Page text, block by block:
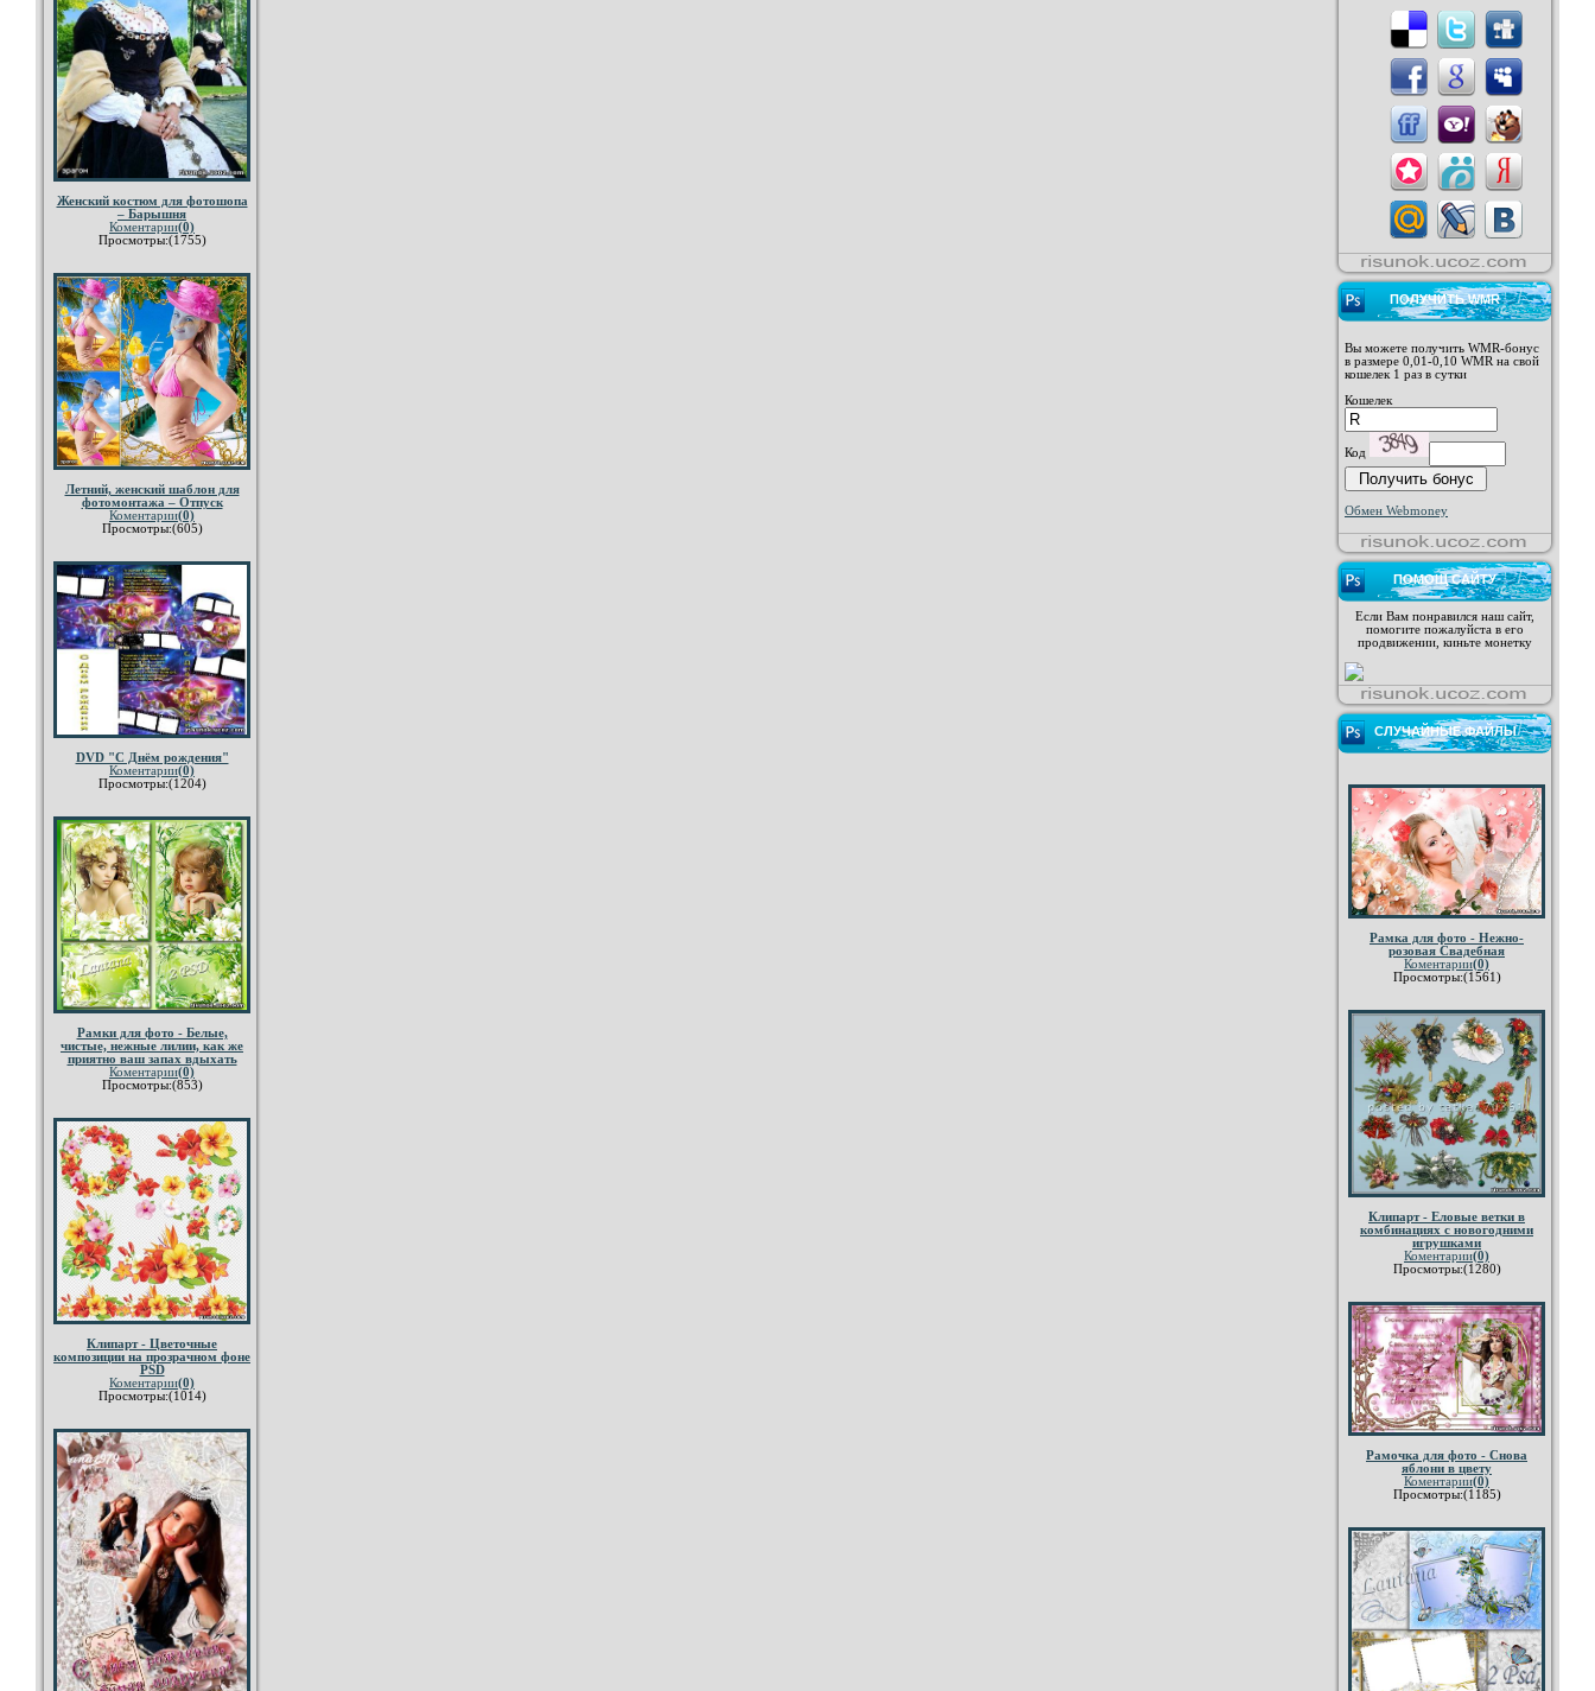
Женский костюм для фотошопа
– Барышня
Коментарии(0)
Просмотры:(1755)
Летний, женский шаблон для
фотомонтажа – Отпуск
Коментарии(0)
Просмотры:(605)
DVD "С Днём рождения"
Коментарии(0)
Просмотры:(1204)
Рамки для фото - Белые,
чистые, нежные лилии, как же
приятно ваш запах вдыхать
Коментарии(0)
Просмотры:(853)
Клипарт - Цветочные
композиции на прозрачном фоне
PSD
Коментарии(0)
Просмотры:(1014)
ПОЛУЧИТЬ WMR
Вы можете получить WMR-бонус
в размере 0,01-0,10 WMR на свой
кошелек 1 раз в сутки
Кошелек
Код
Обмен Webmoney
ПОМОЩ САЙТУ
Если Вам понравился наш сайт,
помогите пожалуйста в его
продвижении, киньте монетку
СЛУЧАЙНЫЕ ФАЙЛЫ
Рамка для фото - Нежно-
розовая Свадебная
Коментарии(0)
Просмотры:(1561)
Клипарт - Еловые ветки в
комбинациях с новогодними
игрушками
Коментарии(0)
Просмотры:(1280)
Рамочка для фото - Снова
яблони в цвету
Коментарии(0)
Просмотры:(1185)